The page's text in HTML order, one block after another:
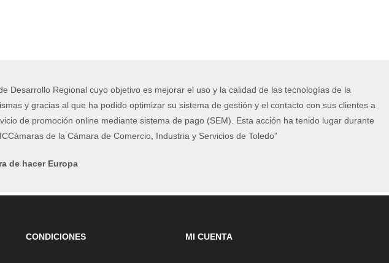
Desarrollo Regional cuyo objetivo es mejorar el uso y la calidad de las tecnologías de la
y gracias al que ha podido optimizar su sistema de gestión y el contacto con sus clientes a
de promoción online mediante sistema de pago (SEM). Esta acción ha tenido lugar durante
de la Cámara de Comercio, Industria y Servicios de Toledo”
de hacer Europa
CONDICIONES MI CUENTA